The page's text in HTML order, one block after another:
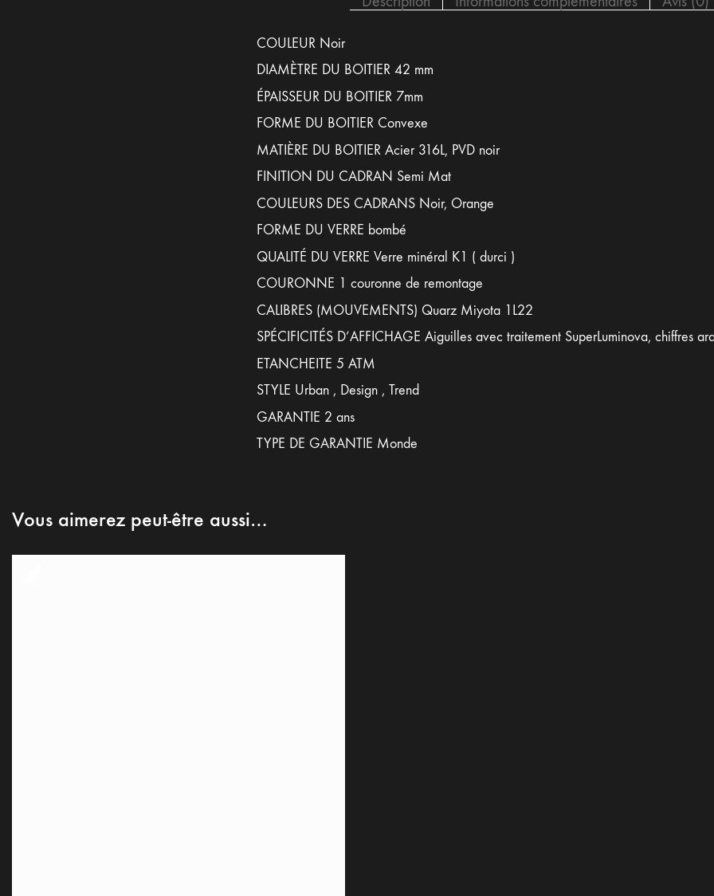
COULEUR Noir
DIAMÈTRE DU BOITIER 42 mm
ÉPAISSEUR DU BOITIER 7mm
FORME DU BOITIER Convexe
MATIÈRE DU BOITIER Acier 316L, PVD noir
FINITION DU CADRAN Semi Mat
COULEURS DES CADRANS Noir, Orange
FORME DU VERRE bombé
QUALITÉ DU VERRE Verre minéral K1 ( durci )
COURONNE 1 couronne de remontage
CALIBRES (MOUVEMENTS) Quarz Miyota 1L22
SPÉCIFICITÉS D’AFFICHAGE Aiguilles avec traitement SuperLuminova, chiffres
ETANCHEITE 5 ATM
STYLE Urban , Design , Trend
GARANTIE 2 ans
TYPE DE GARANTIE Monde
Vous aimerez peut-être aussi…